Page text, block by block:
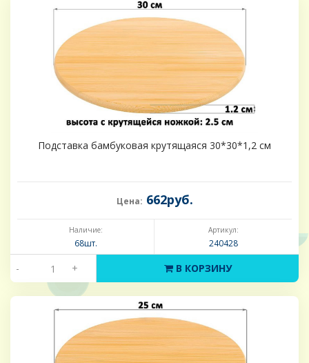
Подставка бамбуковая крутящаяся 30*30*1,2 см
Цена: 662руб.
Наличие:
68шт.
Артикул:
240428
- + В КОРЗИНУ